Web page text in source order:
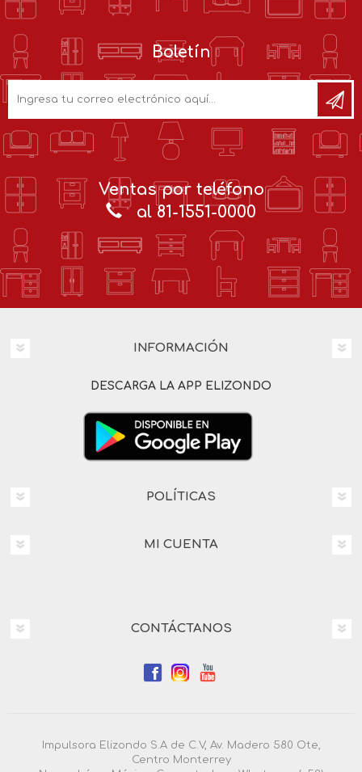
Boletín
Ventas por teléfono
al 81-1551-0000
INFORMACIÓN
DESCARGA LA APP ELIZONDO
POLÍTICAS
MI CUENTA
CONTÁCTANOS
Impulsora Elizondo S.A de C.V, Av. Madero 580 Ote,
Centro Monterrey